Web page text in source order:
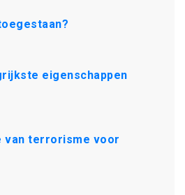
eigenschappen
van terrorisme voor